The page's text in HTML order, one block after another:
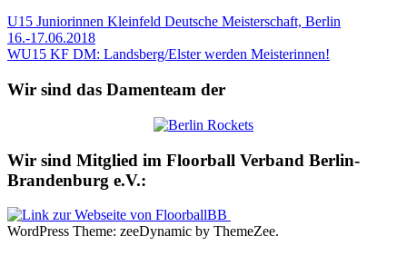
Beitragsnavigation
Vorheriger
Beitrag:
U15 Juniorinnen Kleinfeld Deutsche Meisterschaft, Berlin
16.-17.06.2018
Nächster
WU15 KF DM: Landsberg/Elster werden Meisterinnen!
Wir sind das Damenteam der
Wir sind Mitglied im Floorball Verband Berlin-
Brandenburg e.V.:
WordPress Theme: zeeDynamic by ThemeZee.